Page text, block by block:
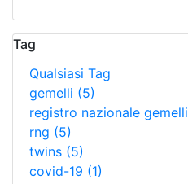
Tag
Qualsiasi Tag
gemelli (5)
registro nazionale gemelli
rng (5)
twins (5)
covid-19 (1)